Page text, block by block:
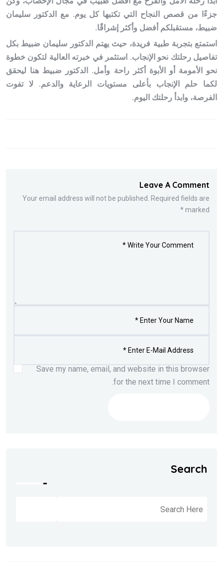
جزءًا من قصص النجاح التي تكتبها كل يوم. مع الدكتور سليمان
ضبيط، مستقبلكم أفضل وأكثر إشراقًا.
استمتع بتجربة طبية فريدة، حيث يهتم الدكتور سليمان ضبيط بكل
تفاصيل رحلتك نحو الإنجاب. استثمر في خبرته العالية لتكون خطوة
نحو الأمومة أو الأبوة أكثر راحة وأمل. الدكتور ضبيط هنا ليحقق
لكما حلم الإنجاب بأعلى مستويات الرعاية والدعم. لا تفوت
الفرصة، وابدأ رحلتك اليوم.
Leave A Comment
Your email address will not be published. Required fields are
marked *
Save my name, email, and website in this browser
for the next time I comment.
Search